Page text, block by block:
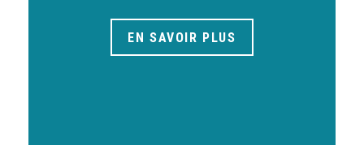
EN SAVOIR PLUS